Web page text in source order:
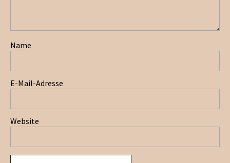
Name
E-Mail-Adresse
Website